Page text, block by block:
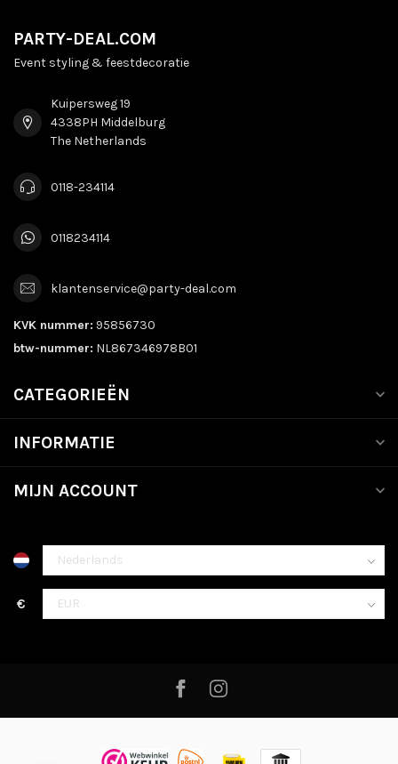
PARTY-DEAL.COM
Event styling & feestdecoratie
Kuipersweg 19
4338PH Middelburg
The Netherlands
0118-234114
0118234114
klantenservice@party-deal.com
KVK nummer: 95856730
btw-nummer: NL867346978B01
CATEGORIEËN
INFORMATIE
MIJN ACCOUNT
€